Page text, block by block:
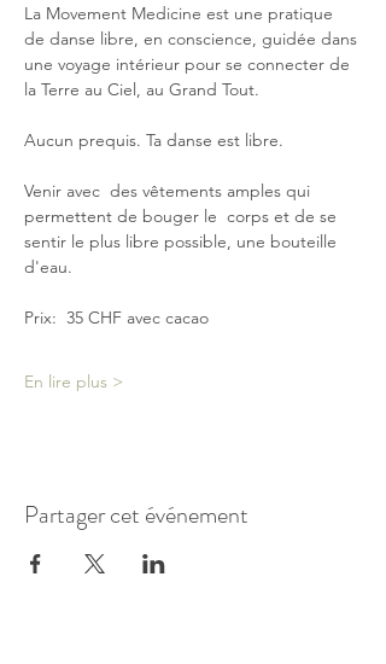
La Movement Medicine est une pratique
de danse libre, en conscience, guidée dans
une voyage intérieur pour se connecter de
la Terre au Ciel, au Grand Tout.
Aucun prequis. Ta danse est libre.
Venir avec  des vêtements amples qui
permettent de bouger le  corps et de se
sentir le plus libre possible, une bouteille
d'eau.
Prix:  35 CHF avec cacao
En lire plus >
Partager cet événement